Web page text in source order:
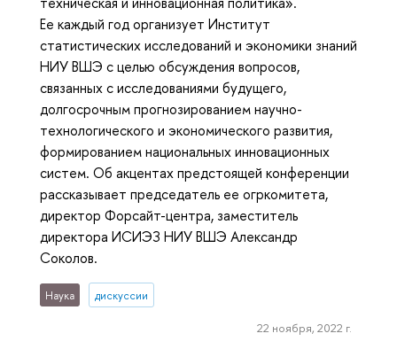
Ее каждый год организует Институт
статистических исследований и экономики знаний
НИУ ВШЭ с целью обсуждения вопросов,
связанных с исследованиями будущего,
долгосрочным прогнозированием научно-
технологического и экономического развития,
формированием национальных инновационных
систем. Об акцентах предстоящей конференции
рассказывает председатель ее огркомитета,
директор Форсайт-центра, заместитель
директора ИСИЭЗ НИУ ВШЭ Александр
Соколов.
Наука дискуссии
22 ноября, 2022 г.